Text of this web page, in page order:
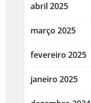
abril 2025
março 2025
fevereiro 2025
janeiro 2025